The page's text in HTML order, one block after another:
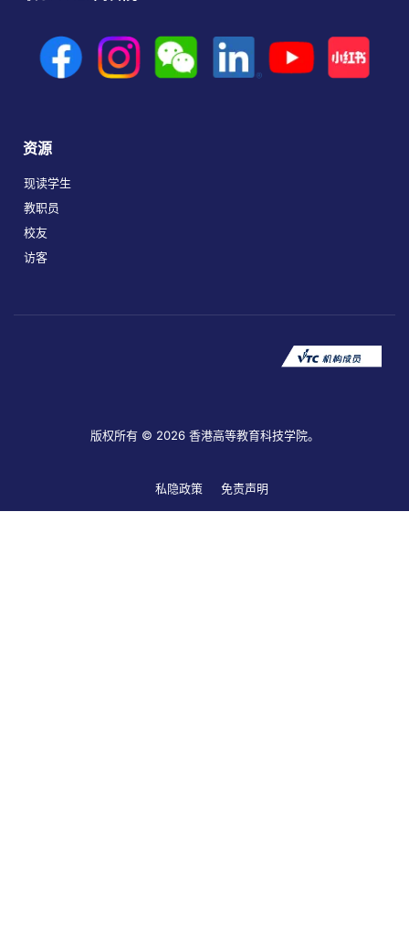
资源
现读学生
教职员
校友
访客
版权所有 © 2026 香港高等教育科技学院。
私隐政策 免责声明